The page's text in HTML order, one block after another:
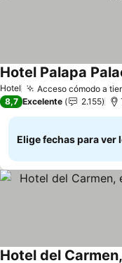
Hotel Acceso cómodo a
Hotel Palapa
8,7 Excelente 2.155
Elige fechas para ver